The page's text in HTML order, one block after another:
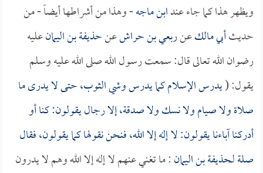
ويظهر هذا كما جاء عندابن ماجه- وهذا من أشراطها أيضاً - من
حديثأبي مالكعنربعي بن حراشعنحذيفة بن اليمانعليه
رضوان الله تعالى قال: سمعت رسول الله صلى الله عليه وسلم
يقول: (يدرس الإسلام كما يدرس وشي الثوب، حتى لا يدرى ما
صلاة ولا صيام ولا نسك ولا صدقة، إلا رجال يقولون: كنا أو
أدركنا آباءنا يقولون: لا إله إلا الله، فنحن نقولها كما يقولون، فقال
صلةلـحذيفة بن اليمان: ما تغني عنهم لا إله إلا الله وهم لا يدرون